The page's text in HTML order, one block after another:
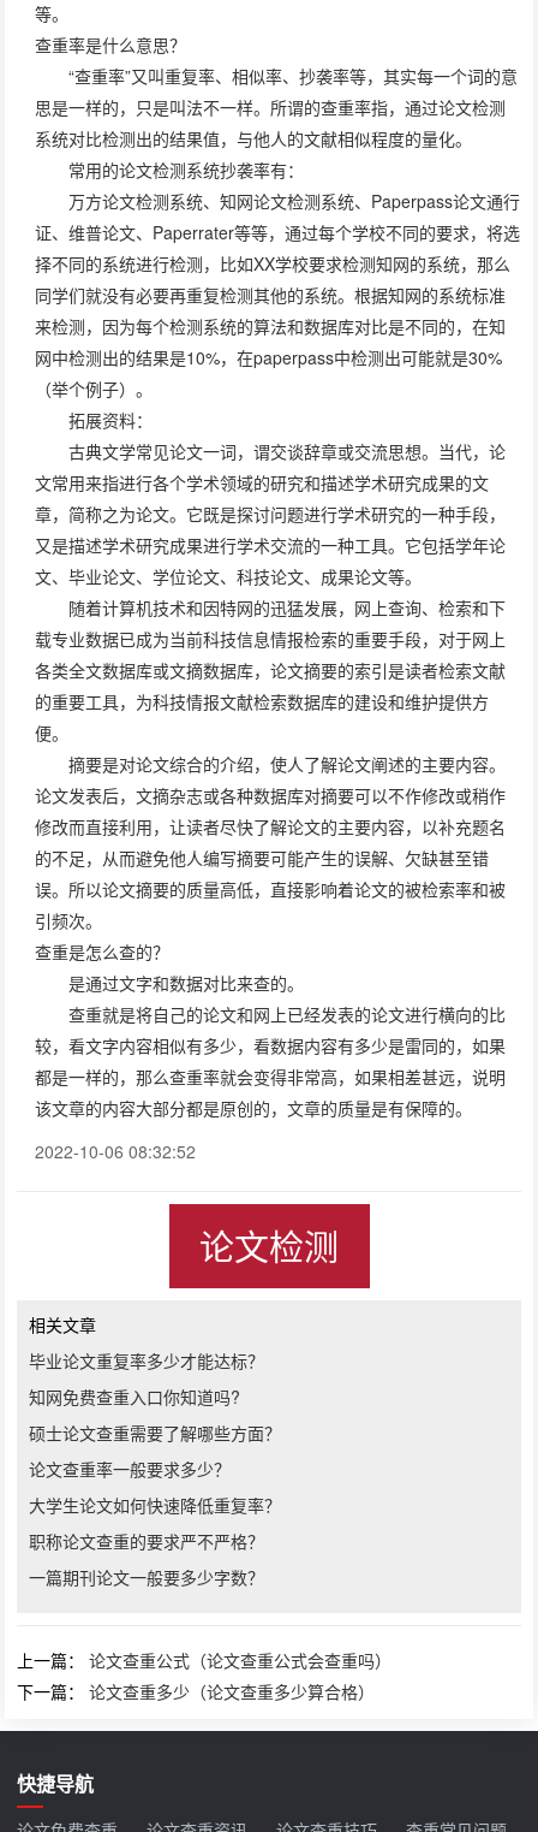
等。
查重率是什么意思？
“查重率”又叫重复率、相似率、抄袭率等，其实每一个词的意
思是一样的，只是叫法不一样。所谓的查重率指，通过论文检测
系统对比检测出的结果值，与他人的文献相似程度的量化。
常用的论文检测系统抄袭率有：
万方论文检测系统、知网论文检测系统、Paperpass论文通行
证、维普论文、Paperrater等等，通过每个学校不同的要求，将选
择不同的系统进行检测，比如XX学校要求检测知网的系统，那么
同学们就没有必要再重复检测其他的系统。根据知网的系统标准
来检测，因为每个检测系统的算法和数据库对比是不同的，在知
网中检测出的结果是10%，在paperpass中检测出可能就是30%
（举个例子）。
拓展资料：
古典文学常见论文一词，谓交谈辞章或交流思想。当代，论
文常用来指进行各个学术领域的研究和描述学术研究成果的文
章，简称之为论文。它既是探讨问题进行学术研究的一种手段，
又是描述学术研究成果进行学术交流的一种工具。它包括学年论
文、毕业论文、学位论文、科技论文、成果论文等。
随着计算机技术和因特网的迅猛发展，网上查询、检索和下
载专业数据已成为当前科技信息情报检索的重要手段，对于网上
各类全文数据库或文摘数据库，论文摘要的索引是读者检索文献
的重要工具，为科技情报文献检索数据库的建设和维护提供方
便。
摘要是对论文综合的介绍，使人了解论文阐述的主要内容。
论文发表后，文摘杂志或各种数据库对摘要可以不作修改或稍作
修改而直接利用，让读者尽快了解论文的主要内容，以补充题名
的不足，从而避免他人编写摘要可能产生的误解、欠缺甚至错
误。所以论文摘要的质量高低，直接影响着论文的被检索率和被
引频次。
查重是怎么查的？
是通过文字和数据对比来查的。
查重就是将自己的论文和网上已经发表的论文进行横向的比
较，看文字内容相似有多少，看数据内容有多少是雷同的，如果
都是一样的，那么查重率就会变得非常高，如果相差甚远，说明
该文章的内容大部分都是原创的，文章的质量是有保障的。
2022-10-06 08:32:52
论文检测
相关文章
毕业论文重复率多少才能达标？
知网免费查重入口你知道吗?
硕士论文查重需要了解哪些方面？
论文查重率一般要求多少？
大学生论文如何快速降低重复率？
职称论文查重的要求严不严格？
一篇期刊论文一般要多少字数？
上一篇：论文查重公式（论文查重公式会查重吗）
下一篇：论文查重多少（论文查重多少算合格）
快捷导航